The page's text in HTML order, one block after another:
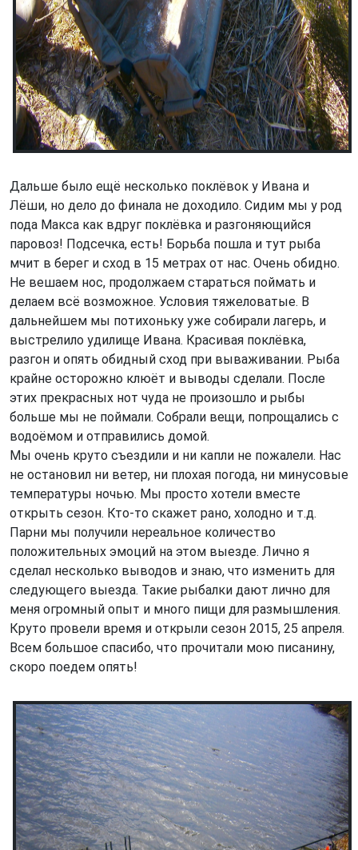
Дальше было ещё несколько поклёвок у Ивана и
Лёши, но дело до финала не доходило. Сидим мы у род
пода Макса как вдруг поклёвка и разгоняющийся
паровоз! Подсечка, есть! Борьба пошла и тут рыба
мчит в берег и сход в 15 метрах от нас. Очень обидно.
Не вешаем нос, продолжаем стараться поймать и
делаем всё возможное. Условия тяжеловатые. В
дальнейшем мы потихоньку уже собирали лагерь, и
выстрелило удилище Ивана. Красивая поклёвка,
разгон и опять обидный сход при вываживании. Рыба
крайне осторожно клюёт и выводы сделали. После
этих прекрасных нот чуда не произошло и рыбы
больше мы не поймали. Собрали вещи, попрощались с
водоёмом и отправились домой.
Мы очень круто съездили и ни капли не пожалели. Нас
не остановил ни ветер, ни плохая погода, ни минусовые
температуры ночью. Мы просто хотели вместе
открыть сезон. Кто-то скажет рано, холодно и т.д.
Парни мы получили нереальное количество
положительных эмоций на этом выезде. Лично я
сделал несколько выводов и знаю, что изменить для
следующего выезда. Такие рыбалки дают лично для
меня огромный опыт и много пищи для размышления.
Круто провели время и открыли сезон 2015, 25 апреля.
Всем большое спасибо, что прочитали мою писанину,
скоро поедем опять!